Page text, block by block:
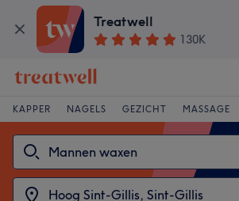
Treatwell
130K
KAPPER NAGELS GEZICHT MASSAGE